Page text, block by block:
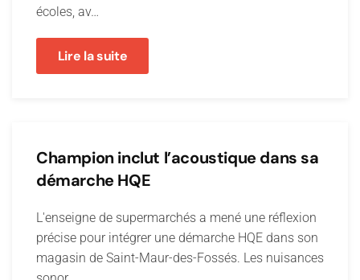
écoles, av…
Lire la suite
Champion inclut l’acoustique dans sa
démarche HQE
L'enseigne de supermarchés a mené une réflexion
précise pour intégrer une démarche HQE dans son
magasin de Saint-Maur-des-Fossés. Les nuisances